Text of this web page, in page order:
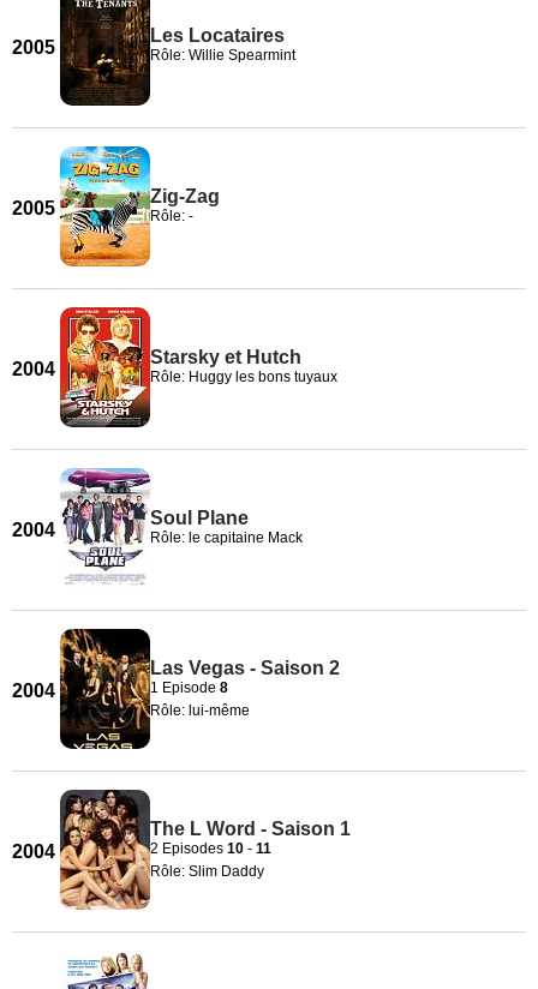
2005
Les Locataires
Rôle: Willie Spearmint
2005
Zig-Zag
Rôle: -
2004
Starsky et Hutch
Rôle: Huggy les bons tuyaux
2004
Soul Plane
Rôle: le capitaine Mack
2004
Las Vegas - Saison 2
1 Episode 8
Rôle: lui-même
2004
The L Word - Saison 1
2 Episodes 10 - 11
Rôle: Slim Daddy